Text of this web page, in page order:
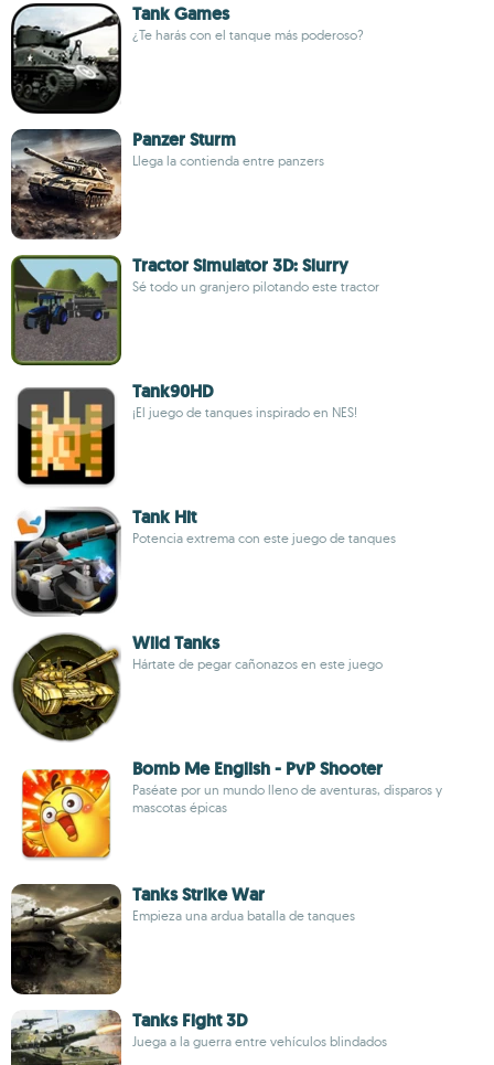
Tank Games
¿Te harás con el tanque más poderoso?
Panzer Sturm
Llega la contienda entre panzers
Tractor Simulator 3D: Slurry
Sé todo un granjero pilotando este tractor
Tank90HD
¡El juego de tanques inspirado en NES!
Tank Hit
Potencia extrema con este juego de tanques
Wild Tanks
Hártate de pegar cañonazos en este juego
Bomb Me English - PvP Shooter
Paséate por un mundo lleno de aventuras, disparos y
mascotas épicas
Tanks Strike War
Empieza una ardua batalla de tanques
Tanks Fight 3D
Juega a la guerra entre vehículos blindados